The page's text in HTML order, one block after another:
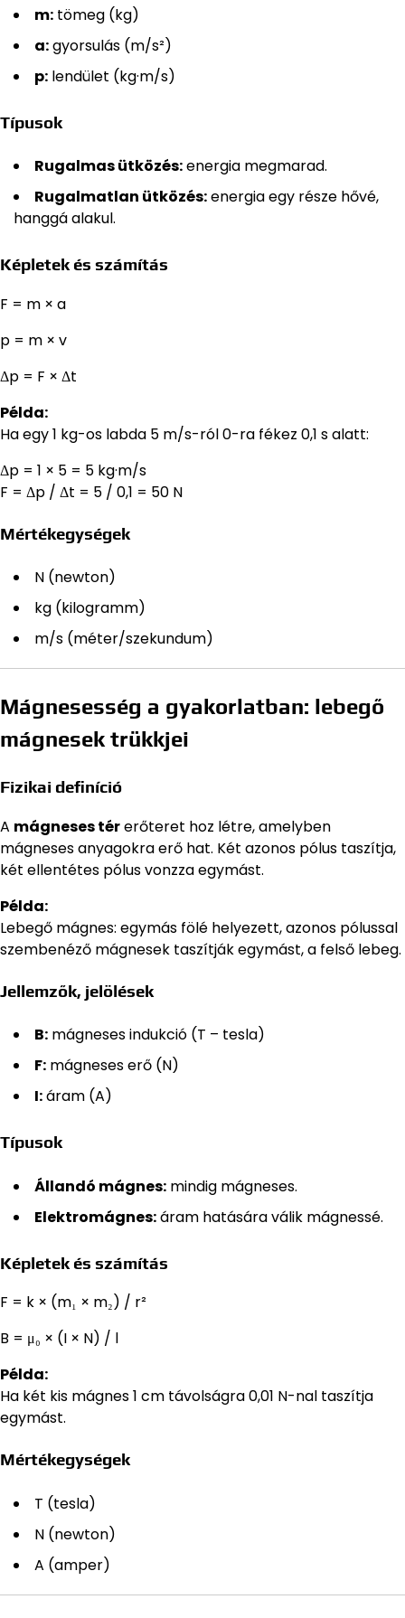
m: tömeg (kg)
a:gyorsulás (m/s²)
p: lendület (kg·m/s)
Típusok
Rugalmas ütközés:energia megmarad.
Rugalmatlan ütközés:energia egy része hővé,
hanggá alakul.
Képletek és számítás
F = m × a
p = m × v
Δp = F × Δt
Példa:
Ha egy 1 kg-os labda 5 m/s-ról 0-ra fékez 0,1 s alatt:
Δp = 1 × 5 = 5 kg·m/s
F = Δp / Δt = 5 / 0,1 = 50 N
Mértékegységek
N (newton)
kg (kilogramm)
m/s (méter/szekundum)
Mágnesesség a gyakorlatban: lebegő
mágnesek trükkjei
Fizikai definíció
A mágneses térerőteret hoz létre, amelyben
mágneses anyagokra erő hat. Két azonos pólus taszítja,
két ellentétes pólus vonzza egymást.
Példa:
Lebegő mágnes: egymás fölé helyezett, azonos pólussal
szembenéző mágnesek taszítják egymást, a felső lebeg.
Jellemzők, jelölések
B: mágneses indukció (T – tesla)
F: mágneses erő (N)
I:áram (A)
Típusok
Állandó mágnes: mindig mágneses.
Elektromágnes:áram hatására válik mágnessé.
Képletek és számítás
F = k × (m₁ × m₂) / r²
B = μ₀ × (I × N) / l
Példa:
Ha két kis mágnes 1 cm távolságra 0,01 N-nal taszítja
egymást.
Mértékegységek
T (tesla)
N (newton)
A (amper)